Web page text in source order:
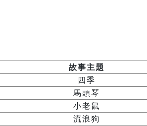
故事主題
四季
馬頭琴
小老鼠
流浪狗